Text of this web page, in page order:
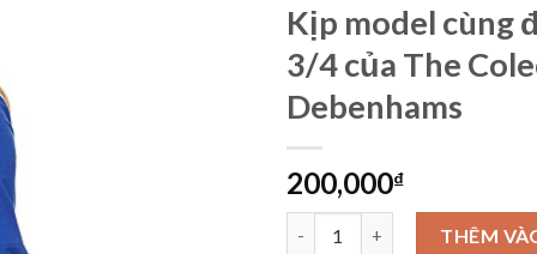
Kịp model cùng
3/4 của The
Debenhams
200,000₫
Kịp model cùng đầm tay lỡ 3/
THÊM